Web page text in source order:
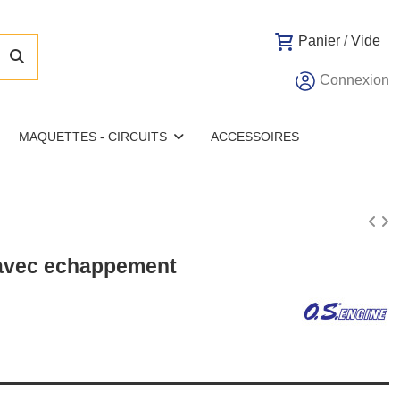
Panier /Vide
Connexion
MAQUETTES - CIRCUITS ACCESSOIRES
echappement